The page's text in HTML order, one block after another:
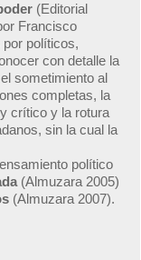
(Editorial
Francisco
políticos,
con detalle la
sometimiento al
completas, la
crítico y la rotura
sin la cual la
político
(Almuzara 2005)
(Almuzara 2007).